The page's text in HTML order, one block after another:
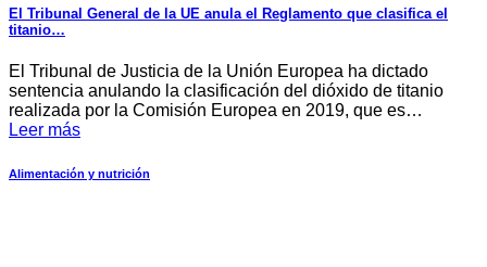
El Tribunal General de la UE anula el Reglamento que clasifica el
titanio…
El Tribunal de Justicia de la Unión Europea ha dictado
sentencia anulando la clasificación del dióxido de titanio
realizada por la Comisión Europea en 2019, que es…
Leer más
Alimentación y nutrición